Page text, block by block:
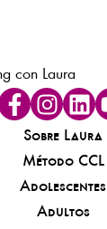
Sobre Laura
Método CCL
Adolescentes
Adultos